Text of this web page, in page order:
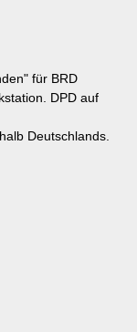
für BRD
DPD auf
Deutschlands.